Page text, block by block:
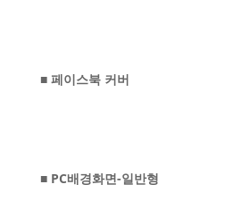
■ 페이스북 커버
■ PC배경화면-일반형